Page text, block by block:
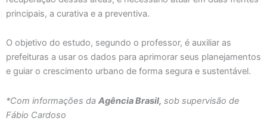
principais, a curativa e a preventiva.
O objetivo do estudo, segundo o professor, é auxiliar as
prefeituras a usar os dados para aprimorar seus planejamentos
e guiar o crescimento urbano de forma segura e sustentável.
*Com informações da Agência Brasil, sob supervisão de
Fábio Cardoso